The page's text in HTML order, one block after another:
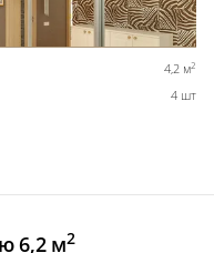
4,2 м2
4 шт
6,2 м2